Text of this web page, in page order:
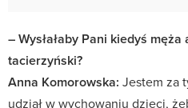
– Wysłałaby Pani kiedyś
tacierzyński?
Anna Komorowska: Jestem za
udział w wychowaniu dzieci,